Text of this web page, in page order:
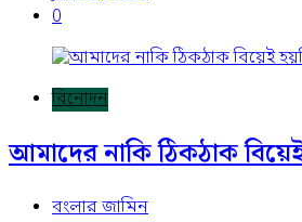
0
বিনোদন
আমাদের নাকি ঠিকঠাক
বংলার জামিন